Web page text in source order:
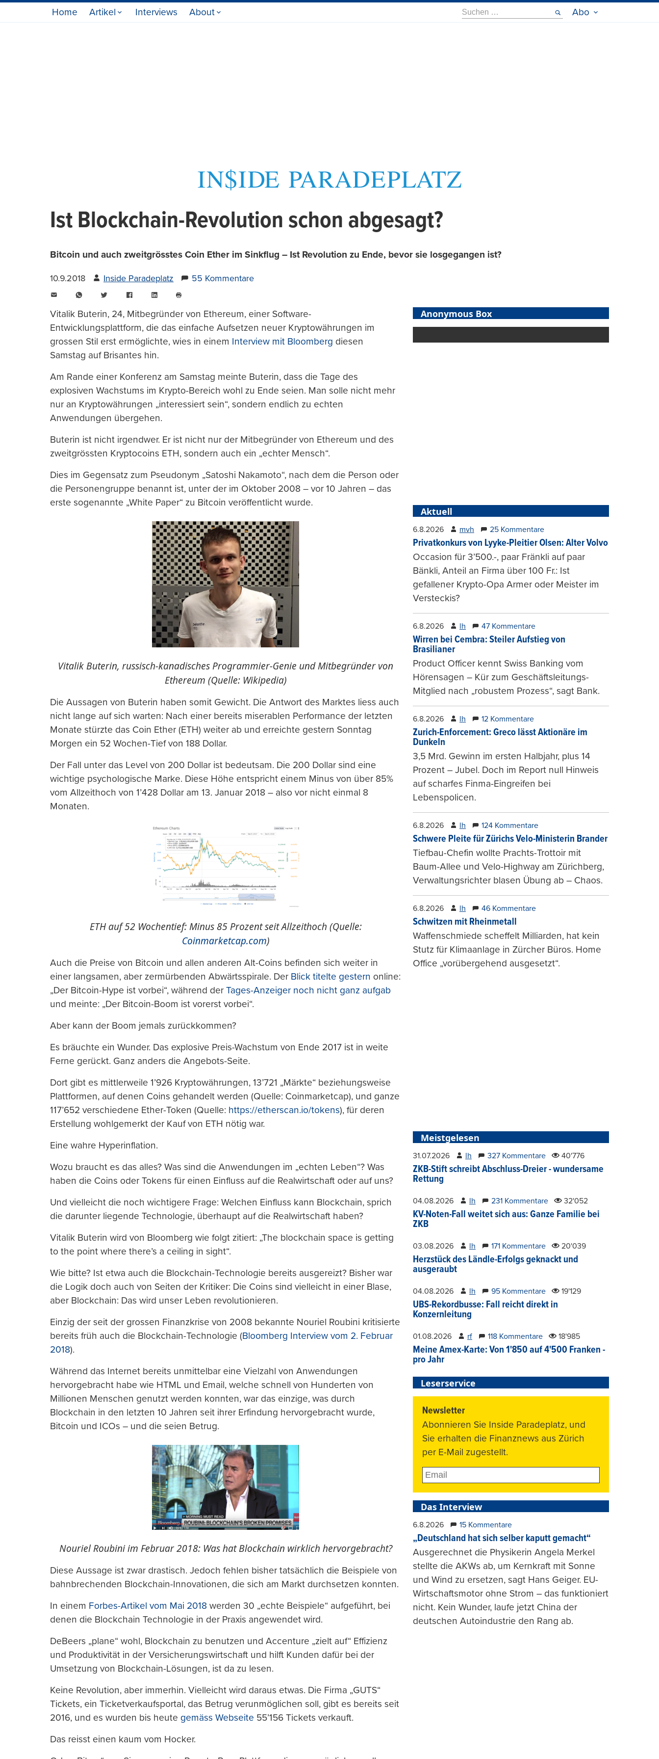
Home Artikel Interviews About
Suche
nach:
Abo
Ist Blockchain-Revolution schon abgesagt?
Bitcoin und auch zweitgrösstes Coin Ether im Sinkflug – Ist Revolution zu Ende, bevor sie losgegangen ist?
10.9.2018 Inside Paradeplatz 55 Kommentare
WhatsAppTwitter FacebookLinkedIn
Vitalik Buterin, 24, Mitbegründer von Ethereum, einer Software-
Entwicklungsplattform, die das einfache Aufsetzen neuer Kryptowährungen im
grossen Stil erst ermöglichte, wies in einem Interview mit Bloomberg diesen
Samstag auf Brisantes hin.
Am Rande einer Konferenz am Samstag meinte Buterin, dass die Tage des
explosiven Wachstums im Krypto-Bereich wohl zu Ende seien. Man solle nicht mehr
nur an Kryptowährungen „interessiert sein“, sondern endlich zu echten
Anwendungen übergehen.
Buterin ist nicht irgendwer. Er ist nicht nur der Mitbegründer von Ethereum und des
zweitgrössten Kryptocoins ETH, sondern auch ein „echter Mensch“.
Dies im Gegensatz zum Pseudonym „Satoshi Nakamoto“, nach dem die Person oder
die Personengruppe benannt ist, unter der im Oktober 2008 – vor 10 Jahren – das
erste sogenannte „White Paper“ zu Bitcoin veröffentlicht wurde.
Vitalik Buterin, russisch-kanadisches Programmier-Genie und Mitbegründer von
Ethereum (Quelle: Wikipedia)
Die Aussagen von Buterin haben somit Gewicht. Die Antwort des Marktes liess auch
nicht lange auf sich warten: Nach einer bereits miserablen Performance der letzten
Monate stürzte das Coin Ether (ETH) weiter ab und erreichte gestern Sonntag
Morgen ein 52 Wochen-Tief von 188 Dollar.
Der Fall unter das Level von 200 Dollar ist bedeutsam. Die 200 Dollar sind eine
wichtige psychologische Marke. Diese Höhe entspricht einem Minus von über 85%
vom Allzeithoch von 1’428 Dollar am 13. Januar 2018 – also vor nicht einmal 8
Monaten.
ETH auf 52 Wochentief: Minus 85 Prozent seit Allzeithoch (Quelle:
Coinmarketcap.com)
Auch die Preise von Bitcoin und allen anderen Alt-Coins befinden sich weiter in
einer langsamen, aber zermürbenden Abwärtsspirale. Der Blick titelte gestern online:
„Der Bitcoin-Hype ist vorbei“, während der Tages-Anzeiger noch nicht ganz aufgab
und meinte: „Der Bitcoin-Boom ist vorerst vorbei“.
Aber kann der Boom jemals zurückkommen?
Es bräuchte ein Wunder. Das explosive Preis-Wachstum von Ende 2017 ist in weite
Ferne gerückt. Ganz anders die Angebots-Seite.
Dort gibt es mittlerweile 1’926 Kryptowährungen, 13’721 „Märkte“ beziehungsweise
Plattformen, auf denen Coins gehandelt werden (Quelle: Coinmarketcap), und ganze
117’652 verschiedene Ether-Token (Quelle: https://etherscan.io/tokens), für deren
Erstellung wohlgemerkt der Kauf von ETH nötig war.
Eine wahre Hyperinflation.
Wozu braucht es das alles? Was sind die Anwendungen im „echten Leben“? Was
haben die Coins oder Tokens für einen Einfluss auf die Realwirtschaft oder auf uns?
Und vielleicht die noch wichtigere Frage: Welchen Einfluss kann Blockchain, sprich
die darunter liegende Technologie, überhaupt auf die Realwirtschaft haben?
Vitalik Buterin wird von Bloomberg wie folgt zitiert: „The blockchain space is getting
to the point where there’s a ceiling in sight“.
Wie bitte? Ist etwa auch die Blockchain-Technologie bereits ausgereizt? Bisher war
die Logik doch auch von Seiten der Kritiker: Die Coins sind vielleicht in einer Blase,
aber Blockchain: Das wird unser Leben revolutionieren.
Einzig der seit der grossen Finanzkrise von 2008 bekannte Nouriel Roubini kritisierte
bereits früh auch die Blockchain-Technologie (Bloomberg Interview vom 2. Februar
2018).
Während das Internet bereits unmittelbar eine Vielzahl von Anwendungen
hervorgebracht habe wie HTML und Email, welche schnell von Hunderten von
Millionen Menschen genutzt werden konnten, war das einzige, was durch
Blockchain in den letzten 10 Jahren seit ihrer Erfindung hervorgebracht wurde,
Bitcoin und ICOs – und die seien Betrug.
Nouriel Roubini im Februar 2018: Was hat Blockchain wirklich hervorgebracht?
Diese Aussage ist zwar drastisch. Jedoch fehlen bisher tatsächlich die Beispiele von
bahnbrechenden Blockchain-Innovationen, die sich am Markt durchsetzen konnten.
In einem Forbes-Artikel vom Mai 2018 werden 30 „echte Beispiele“ aufgeführt, bei
denen die Blockchain Technologie in der Praxis angewendet wird.
DeBeers „plane“ wohl, Blockchain zu benutzen und Accenture „zielt auf“ Effizienz
und Produktivität in der Versicherungswirtschaft und hilft Kunden dafür bei der
Umsetzung von Blockchain-Lösungen, ist da zu lesen.
Keine Revolution, aber immerhin. Vielleicht wird daraus etwas. Die Firma „GUTS“
Tickets, ein Ticketverkaufsportal, das Betrug verunmöglichen soll, gibt es bereits seit
2016, und es wurden bis heute gemäss Webseite 55’156 Tickets verkauft.
Das reisst einen kaum vom Hocker.
Anonymous Box
Aktuell
6.8.2026 mvh 25 Kommentare
Privatkonkurs von Lyyke-Pleitier Olsen: Alter Volvo
Occasion für 3’500.-, paar Fränkli auf paar
Bänkli, Anteil an Firma über 100 Fr.: Ist
gefallener Krypto-Opa Armer oder Meister im
Versteckis?
6.8.2026 lh 47 Kommentare
Wirren bei Cembra: Steiler Aufstieg von
Brasilianer
Product Officer kennt Swiss Banking vom
Hörensagen – Kür zum Geschäftsleitungs-
Mitglied nach „robustem Prozess“, sagt Bank.
6.8.2026 lh 12 Kommentare
Zurich-Enforcement: Greco lässt Aktionäre im
Dunkeln
3,5 Mrd. Gewinn im ersten Halbjahr, plus 14
Prozent – Jubel. Doch im Report null Hinweis
auf scharfes Finma-Eingreifen bei
Lebenspolicen.
6.8.2026 lh 124 Kommentare
Schwere Pleite für Zürichs Velo-Ministerin Brander
Tiefbau-Chefin wollte Prachts-Trottoir mit
Baum-Allee und Velo-Highway am Zürichberg,
Verwaltungsrichter blasen Übung ab – Chaos.
6.8.2026 lh 46 Kommentare
Schwitzen mit Rheinmetall
Waffenschmiede scheffelt Milliarden, hat kein
Stutz für Klimaanlage in Zürcher Büros. Home
Office „vorübergehend ausgesetzt“.
Meistgelesen
31.07.2026 lh 327 Kommentare 40'776
ZKB-Stift schreibt Abschluss-Dreier - wundersame
Rettung
04.08.2026 lh 231 Kommentare 32'052
KV-Noten-Fall weitet sich aus: Ganze Familie bei
ZKB
03.08.2026 lh 171 Kommentare 20'039
Herzstück des Ländle-Erfolgs geknackt und
ausgeraubt
04.08.2026 lh 95 Kommentare 19'129
UBS-Rekordbusse: Fall reicht direkt in
Konzernleitung
01.08.2026 rf 118 Kommentare 18'985
Meine Amex-Karte: Von 1'850 auf 4'500 Franken -
pro Jahr
Leserservice
Newsletter
Abonnieren Sie Inside Paradeplatz, und
Sie erhalten die Finanznews aus Zürich
per E-Mail zugestellt.
Das Interview
6.8.2026 15 Kommentare
„Deutschland hat sich selber kaputt gemacht“
Ausgerechnet die Physikerin Angela Merkel
stellte die AKWs ab, um Kernkraft mit Sonne
und Wind zu ersetzen, sagt Hans Geiger. EU-
Wirtschaftsmotor ohne Strom – das funktioniert
nicht. Kein Wunder, laufe jetzt China der
deutschen Autoindustrie den Rang ab.